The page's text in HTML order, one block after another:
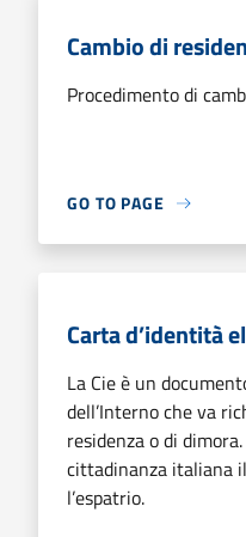
Cambio di
Procedimento di
GO TO PAGE
Carta d’identità
La Cie è un
dell’Interno che va
residenza o di
cittadinanza italiana
l’espatrio.